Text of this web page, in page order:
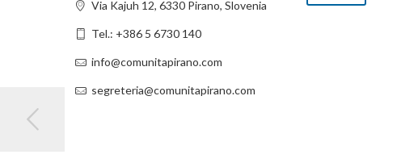
Via Kajuh 12, 6330 Pirano, Slovenia
Tel.: +386 5 6730 140
info@comunitapirano.com
segreteria@comunitapirano.com